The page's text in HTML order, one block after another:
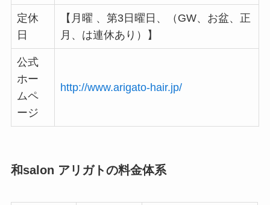
定休
日
【月曜 、第3日曜日、（GW、お盆、正
月、は連休あり）】
公式
ホー
ムペ
ージ
http://www.arigato-hair.jp/
和salon アリガトの料金体系